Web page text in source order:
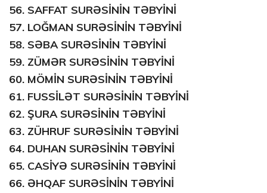
56. SAFFAT SURƏSİNİN TƏBYİNİ
57. LOĞMAN SURƏSİNİN TƏBYİNİ
58. SƏBA SURƏSİNİN TƏBYİNİ
59. ZÜMƏR SURƏSİNİN TƏBYİNİ
60. MÖMİN SURƏSİNİN TƏBYİNİ
61. FUSSİLƏT SURƏSİNİN TƏBYİNİ
62. ŞURA SURƏSİNİN TƏBYİNİ
63. ZÜHRUF SURƏSİNİN TƏBYİNİ
64. DUHAN SURƏSİNİN TƏBYİNİ
65. CASİYƏ SURƏSİNİN TƏBYİNİ
66. ƏHQAF SURƏSİNİN TƏBYİNİ